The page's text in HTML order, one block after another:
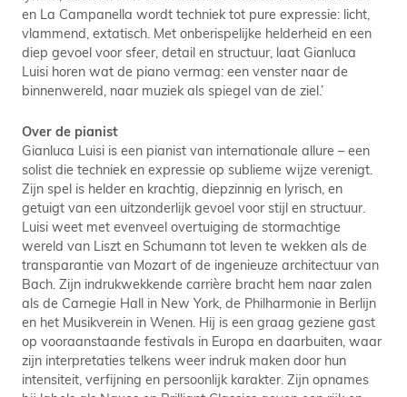
en La Campanella wordt techniek tot pure expressie: licht,
vlammend, extatisch. Met onberispelijke helderheid en een
diep gevoel voor sfeer, detail en structuur, laat Gianluca
Luisi horen wat de piano vermag: een venster naar de
binnenwereld, naar muziek als spiegel van de ziel.’
Over de pianist
Gianluca Luisi is een pianist van internationale allure – een
solist die techniek en expressie op sublieme wijze verenigt.
Zijn spel is helder en krachtig, diepzinnig en lyrisch, en
getuigt van een uitzonderlijk gevoel voor stijl en structuur.
Luisi weet met evenveel overtuiging de stormachtige
wereld van Liszt en Schumann tot leven te wekken als de
transparantie van Mozart of de ingenieuze architectuur van
Bach. Zijn indrukwekkende carrière bracht hem naar zalen
als de Carnegie Hall in New York, de Philharmonie in Berlijn
en het Musikverein in Wenen. Hij is een graag geziene gast
op vooraanstaande festivals in Europa en daarbuiten, waar
zijn interpretaties telkens weer indruk maken door hun
intensiteit, verfijning en persoonlijk karakter. Zijn opnames